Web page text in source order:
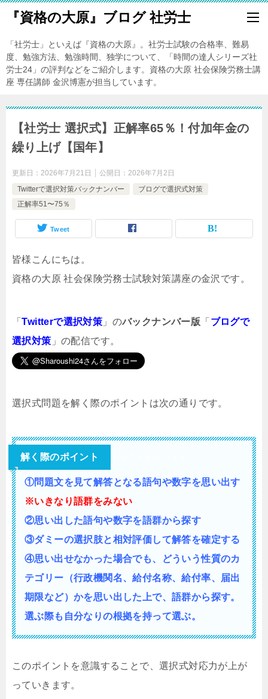
『資格の大原』ブログ 社労士
「社労士」といえば『資格の大原』。社労士試験の合格率、難易
度、勉強方法、勉強時間、独学について、「時間の達人シリーズ社
労士24」の評判などをご紹介します。資格の大原 社会保険労務士講
座 専任講師 金沢博憲が担当しています。
【社労士 選択式】正解率65％！付加年金の
繰り上げ【国年】
更新日： 2026年7月21日 公開日： 2026年7月2日
Twitterで選択対策バックナンバー
ブログで選択式対策
正解率51〜75％
Tweet
皆様こんにちは。
資格の大原 社会保険労務士試験対策講座の金沢です。
「Twitterで選択対策 」のバックナンバー版 「 ブログで
選択対策 」の配信です。
選択式問題を解く際のポイントは次の通りです。
解く際のポイント
①問題文を見て解答となる語句や数字を思い出す
※いきなり語群をみない
②思い出した語句や数字を語群から探す
③ダミーの選択肢と相対評価して解答を確定する
④思い出せなかった場合でも、どういう性質のカ
テゴリー（行政機関名、給付名称、給付率、届出
期限など）かを思い出した上で、語群から探す。
選ぶ際も自分なりの根拠を持って選ぶ。
このポイントを意識することで、選択式対応力が上が
っていきます。